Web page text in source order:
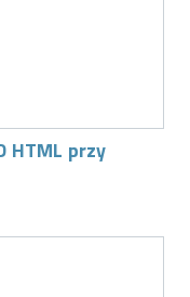
HTML przy